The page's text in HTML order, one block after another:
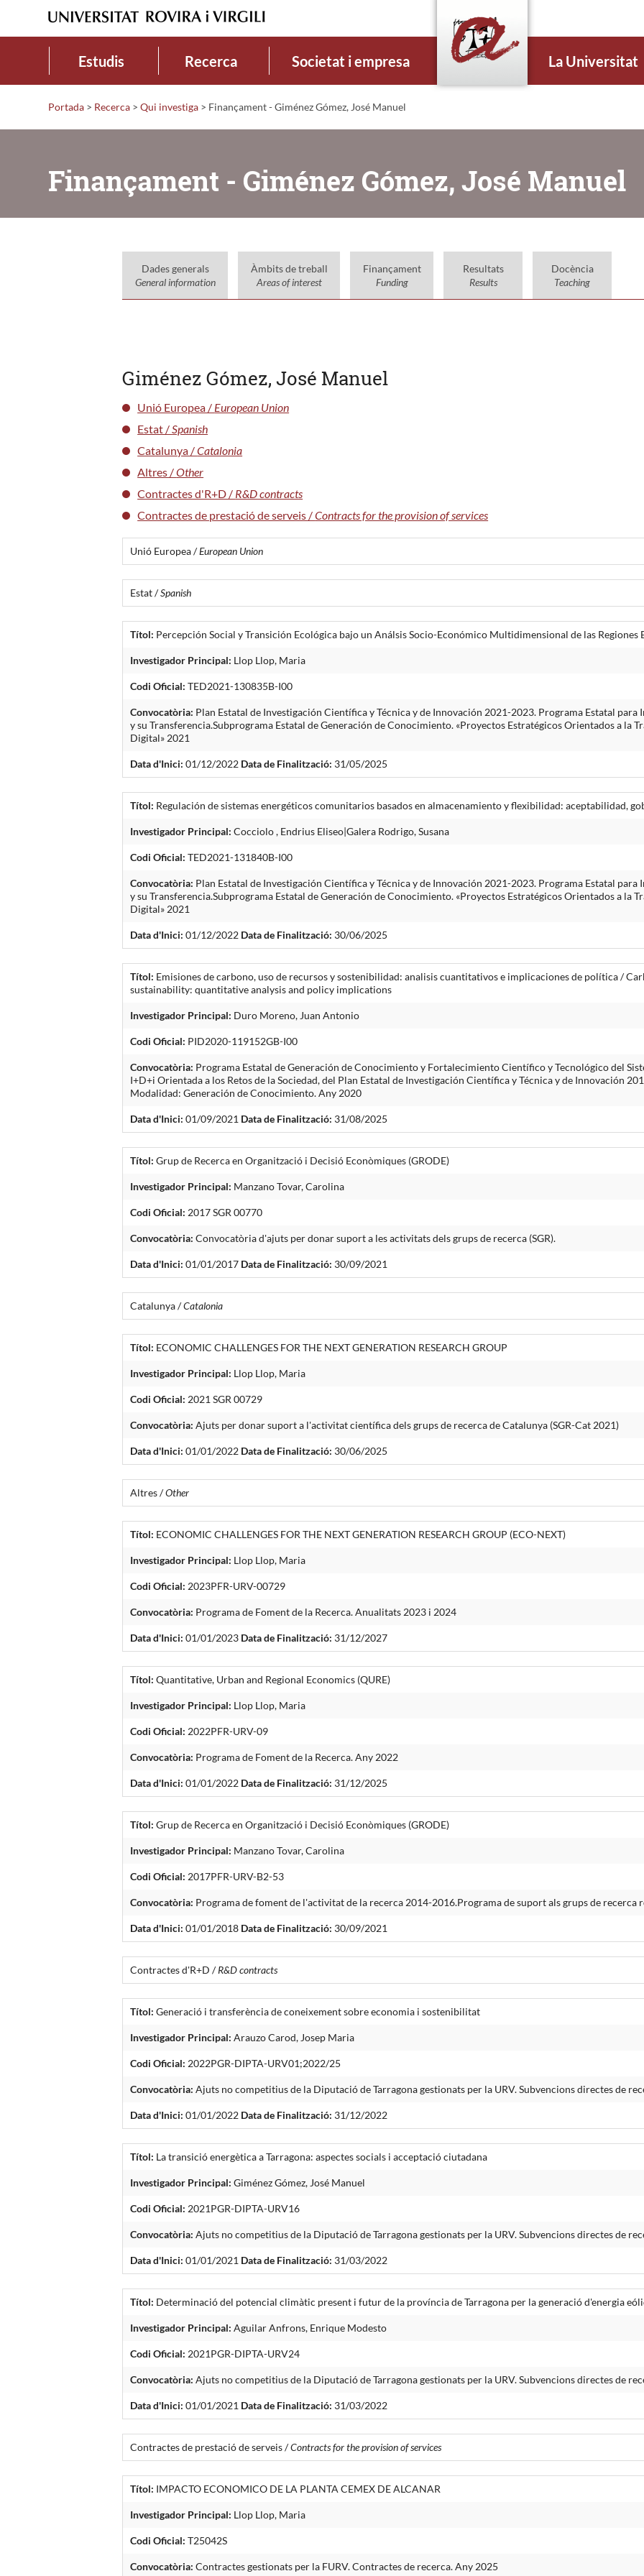
Estudis Recerca Societat i empresa La Universitat
Portada > Recerca > Qui investiga > Finançament - Giménez Gómez, José Manuel
Finançament - Giménez Gómez, José Manuel
Dades generals
General information
Àmbits de treball
Areas of interest
Finançament
Funding
Resultats
Results
Docència
Teaching
Giménez Gómez, José Manuel
Unió Europea / European Union
Estat / Spanish
Catalunya /Catalonia
Altres /Other
Contractes d'R+D / R&D contracts
Contractes de prestació de serveis /Contracts for the provision of services
Unió Europea /European Union
Estat /Spanish
Títol: Percepción Social y Transición Ecológica bajo un Análsis Socio-Económico Multidimensional de las Regiones
Investigador Principal: Llop Llop, Maria
Codi Oficial: TED2021-130835B-I00
Convocatòria: Plan Estatal de Investigación Científica y Técnica y de Innovación 2021-2023. Programa Estatal
y su Transferencia.Subprograma Estatal de Generación de Conocimiento. «Proyectos Estratégicos Orientados a la
Digital» 2021
Data d'Inici: 01/12/2022 Data de Finalització: 31/05/2025
Títol: Regulación de sistemas energéticos comunitarios basados en almacenamiento y flexibilidad: aceptabilidad,
Investigador Principal: Cocciolo , Endrius Eliseo|Galera Rodrigo, Susana
Codi Oficial: TED2021-131840B-I00
Convocatòria: Plan Estatal de Investigación Científica y Técnica y de Innovación 2021-2023. Programa Estatal
y su Transferencia.Subprograma Estatal de Generación de Conocimiento. «Proyectos Estratégicos Orientados a la
Digital» 2021
Data d'Inici: 01/12/2022 Data de Finalització: 30/06/2025
Títol: Emisiones de carbono, uso de recursos y sostenibilidad: analisis cuantitativos e implicaciones de política /
sustainability: quantitative analysis and policy implications
Investigador Principal: Duro Moreno, Juan Antonio
Codi Oficial: PID2020-119152GB-I00
Convocatòria: Programa Estatal de Generación de Conocimiento y Fortalecimiento Científico y Tecnológico del
I+D+i Orientada a los Retos de la Sociedad, del Plan Estatal de Investigación Científica y Técnica y de Innovación
Modalidad: Generación de Conocimiento. Any 2020
Data d'Inici: 01/09/2021 Data de Finalització: 31/08/2025
Títol: Grup de Recerca en Organització i Decisió Econòmiques (GRODE)
Investigador Principal: Manzano Tovar, Carolina
Codi Oficial: 2017 SGR 00770
Convocatòria: Convocatòria d'ajuts per donar suport a les activitats dels grups de recerca (SGR).
Data d'Inici: 01/01/2017 Data de Finalització: 30/09/2021
Catalunya /Catalonia
Títol: ECONOMIC CHALLENGES FOR THE NEXT GENERATION RESEARCH GROUP
Investigador Principal: Llop Llop, Maria
Codi Oficial: 2021 SGR 00729
Convocatòria: Ajuts per donar suport a l'activitat científica dels grups de recerca de Catalunya (SGR-Cat 2021)
Data d'Inici: 01/01/2022 Data de Finalització: 30/06/2025
Altres /Other
Títol: ECONOMIC CHALLENGES FOR THE NEXT GENERATION RESEARCH GROUP (ECO-NEXT)
Investigador Principal: Llop Llop, Maria
Codi Oficial: 2023PFR-URV-00729
Convocatòria: Programa de Foment de la Recerca. Anualitats 2023 i 2024
Data d'Inici: 01/01/2023 Data de Finalització: 31/12/2027
Títol: Quantitative, Urban and Regional Economics (QURE)
Investigador Principal: Llop Llop, Maria
Codi Oficial: 2022PFR-URV-09
Convocatòria: Programa de Foment de la Recerca. Any 2022
Data d'Inici: 01/01/2022 Data de Finalització: 31/12/2025
Títol: Grup de Recerca en Organització i Decisió Econòmiques (GRODE)
Investigador Principal: Manzano Tovar, Carolina
Codi Oficial: 2017PFR-URV-B2-53
Convocatòria: Programa de foment de l'activitat de la recerca 2014-2016.Programa de suport als grups de recerca
Data d'Inici: 01/01/2018 Data de Finalització: 30/09/2021
Contractes d'R+D /R&D contracts
Títol: Generació i transferència de coneixement sobre economia i sostenibilitat
Investigador Principal: Arauzo Carod, Josep Maria
Codi Oficial: 2022PGR-DIPTA-URV01;2022/25
Convocatòria: Ajuts no competitius de la Diputació de Tarragona gestionats per la URV. Subvencions directes de
Data d'Inici: 01/01/2022 Data de Finalització: 31/12/2022
Títol: La transició energètica a Tarragona: aspectes socials i acceptació ciutadana
Investigador Principal: Giménez Gómez, José Manuel
Codi Oficial: 2021PGR-DIPTA-URV16
Convocatòria: Ajuts no competitius de la Diputació de Tarragona gestionats per la URV. Subvencions directes de
Data d'Inici: 01/01/2021 Data de Finalització: 31/03/2022
Títol: Determinació del potencial climàtic present i futur de la província de Tarragona per la generació d'energia
Investigador Principal: Aguilar Anfrons, Enrique Modesto
Codi Oficial: 2021PGR-DIPTA-URV24
Convocatòria: Ajuts no competitius de la Diputació de Tarragona gestionats per la URV. Subvencions directes de
Data d'Inici: 01/01/2021 Data de Finalització: 31/03/2022
Contractes de prestació de serveis /Contracts for the provision of services
Títol: IMPACTO ECONOMICO DE LA PLANTA CEMEX DE ALCANAR
Investigador Principal: Llop Llop, Maria
Codi Oficial: T25042S
Convocatòria: Contractes gestionats per la FURV. Contractes de recerca. Any 2025